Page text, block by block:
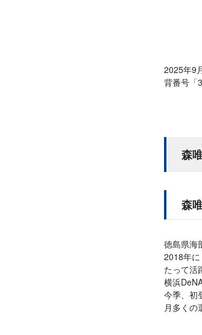
2025年9
背番号「
森
森
徳島県海
2018年
たって活
横浜
今季、初
月多くの